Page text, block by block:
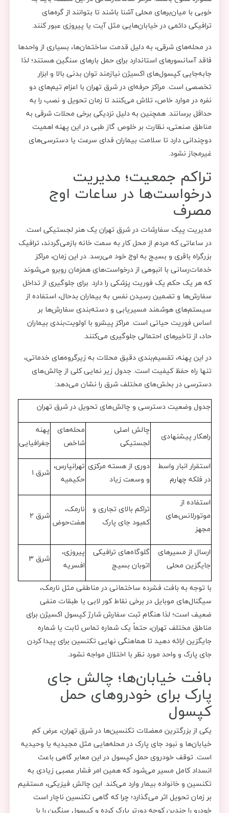
خوبی با میان‌برهای محلی آشنا باشند تا بتوانند از گره‌های
ترافیکی دائمی در خیابان‌هایی مثل آیت یا پیروزی عبور کنند.
در محله‌های شرقی، به دلیل قدمت ساختمان‌ها، بسیاری از واحدها
فاقد آسانسورهای استاندارد برای حمل بارهای سنگین هستند؛ لذا
جابه‌جایی کپسول‌های اکسیژن نیازمند توان بدنی بالا و ابزار
تخصصی است. مراکز حرفه‌ای در شرق تهران با اعزام تیم‌های دو
نفره در موارد خاص، تلاش می‌کنند تا زمان تحویل و نصب را به
حداقل برسانند. همچنین به دلیل نزدیکی برخی محلات شرقی به
مناطق صنعتی، نظارت بر خلوص گاز طبی در این پهنه اهمیت
دوچندانی دارد تا سلامت بیماران فدای سرعت یا دسترسی‌های
غیرمجاز نشود.
تراکم جمعیت؛ مدیریت
درخواست‌ها در ساعات اوج
مصرف
مدیریت پیک سفارشات در شرق تهران یک هنر لجستیکی است.
در ساعاتی که مردم از محل کار به سمت خانه بازمی‌گردند، ترافیک
بزرگراه باقری و بسیج به اوج خود می‌رسد. در این زمان، مراکز
خدمات‌رسانی با انبوهی از درخواست‌های همزمان روبرو می‌شوند
که هر یک حکم یک فوریت پزشکی را دارد. برای جلوگیری از تداخل
سفارش‌ها و تضمین رسیدن نفس به بیماران بدحال، استفاده از
سیستم‌های هوشمند مسیریابی و دسته‌بندی سفارش‌ها بر
اساس فوریت حیاتی است. مراکز پیشرو با اولویت‌بندی بیماران
حاد، از تاخیرهای احتمالی جلوگیری می‌کنند.
در این پهنه، تقسیم‌بندی دقیق محلات به زیرگروه‌های خدماتی،
تنها راه حفظ کیفیت است. جدول زیر نمایی کلی از چالش‌های
دسترسی در بخش‌های مختلف شرق را نشان می‌دهد:
جدول وضعیت دسترسی و چالش‌های تحویل در شرق تهران
پهنه
جغرافیایی
محله‌های
شاخص
چالش اصلی
لجستیکی
راهکار پیشنهادی
شرق ۱
تهرانپارس،
حکیمیه
دوری از هسته مرکزی
و وسعت زیاد
استقرار انبار واسط
در فلکه چهارم
شرق ۲
نارمک،
هفت‌حوض
تراکم بالای تجاری و
کمبود جای پارک
استفاده از
موتور‌لانس‌های
مجهز
شرق ۳
پیروزی،
افسریه
گلوگاه‌های ترافیکی
اتوبان بسیج
ارسال از مسیرهای
جایگزین محلی
با توجه به بافت فشرده ساختمانی در مناطقی مثل نارمک،
سیگنال‌های موبایل در برخی نقاط کور لابی یا طبقات منفی
ضعیف است؛ لذا هنگام ثبت سفارش شارژ کپسول اکسیژن برای
مناطق مختلف تهران، حتماً یک شماره تماس ثابت یا شماره
جایگزین ارائه دهید تا هماهنگی نهایی تکنسین برای پیدا کردن
جای پارک و واحد مورد نظر با اختلال مواجه نشود.
بافت خیابان‌ها؛ چالش جای
پارک برای خودروهای حمل
کپسول
یکی از بزرگترین معضلات تکنسین‌ها در شرق تهران، عرض کم
خیابان‌ها و نبود جای پارک در محله‌هایی مثل مجیدیه یا وحیدیه
است. توقف خودروی حمل کپسول در این معابر گاهی باعث
انسداد کامل مسیر می‌شود که همین امر فشار عصبی زیادی به
تکنسین و خانواده بیمار وارد می‌کند. این چالش فیزیکی، مستقیم
بر زمان تحویل اثر می‌گذارد؛ چرا که گاهی تکنسین ناچار است
خودرو را چندین کوچه دورتر پارک کرده و کپسول سنگین را با